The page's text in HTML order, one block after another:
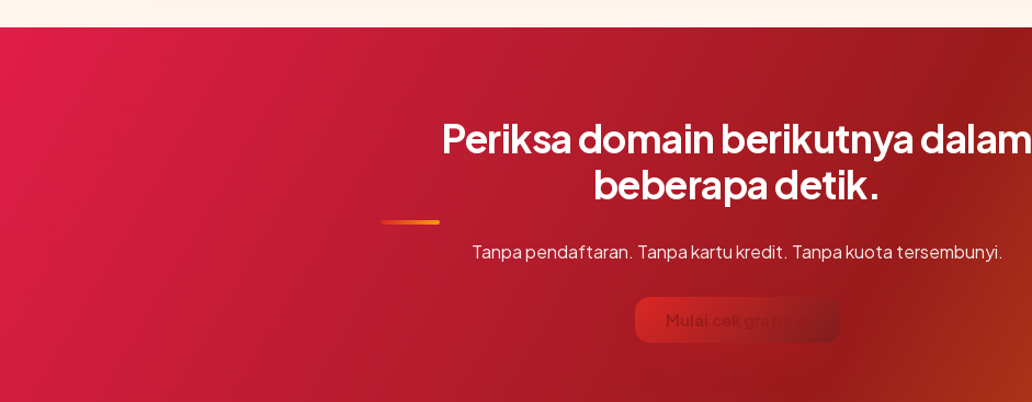
Periksa domain berikutnya dalam
beberapa detik.
Tanpa pendaftaran. Tanpa kartu kredit. Tanpa kuota tersembunyi.
Mulai cek gratis →